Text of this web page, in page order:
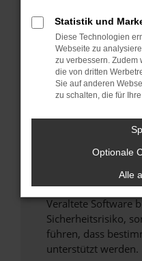
Manche
können das Laden
verhindern.
anderen Browser
Fenster?
Das kann
Probleme zu
Stelle sicher,
Betriebssystem
sind.
Veraltete Software
Sicherheitsrisiko,
führen, dass
unterstützt werden.
Statistik und
Diese Technologien
Webseite zu
zu verbessern. Zudem
die von dritten
Sie auf anderen
zu schalten, die für
Optionale
Alle